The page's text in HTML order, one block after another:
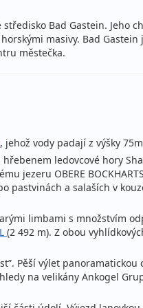
Bad Gastein. Jeho
masivy. Bad
městečka.
, jehož vody padají z výšky
ledovcové hory
jezeru OBERE
pastvinách a salaších v
limbami s množstvím
(2 492 m). Z obou
Pěší výlet panoramatickou
na velikány Ankogel